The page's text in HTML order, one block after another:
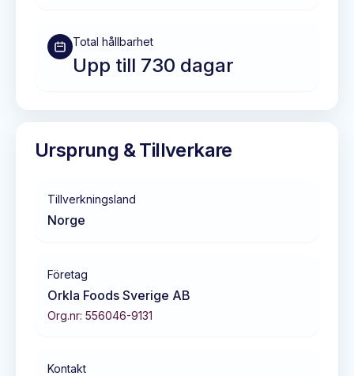
Total hållbarhet
Upp till 730 dagar
Ursprung & Tillverkare
Tillverkningsland
Norge
Företag
Orkla Foods Sverige AB
Org.nr: 556046-9131
Kontakt